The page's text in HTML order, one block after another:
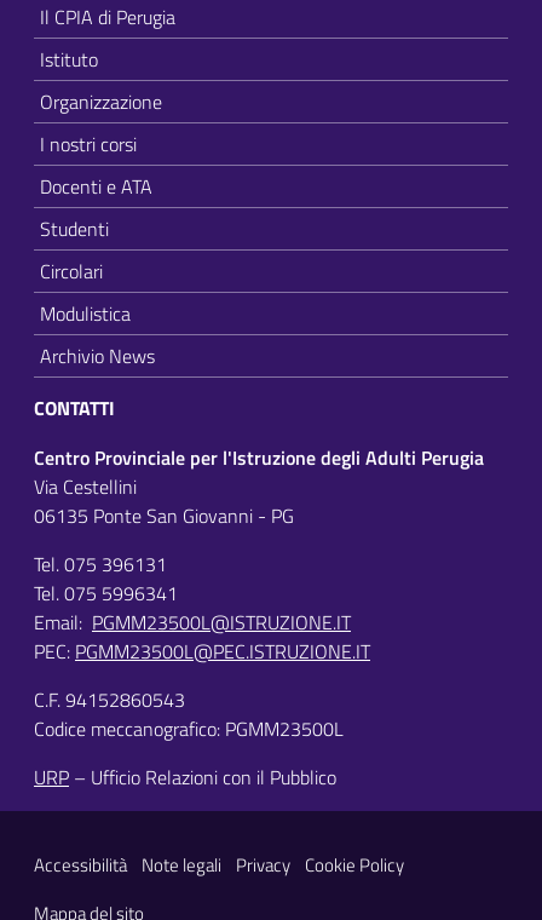
Il CPIA di Perugia
Istituto
Organizzazione
I nostri corsi
Docenti e ATA
Studenti
Circolari
Modulistica
Archivio News
CONTATTI
Centro Provinciale per l'Istruzione degli Adulti Perugia
Via Cestellini
06135 Ponte San Giovanni - PG
Tel. 075 396131
Tel. 075 5996341
Email: PGMM23500L@ISTRUZIONE.IT
PEC: PGMM23500L@PEC.ISTRUZIONE.IT
C.F. 94152860543
Codice meccanografico: PGMM23500L
URP – Ufficio Relazioni con il Pubblico
Sezione Link Utili
Accessibilità Note legali Privacy Cookie Policy
Mappa del sito